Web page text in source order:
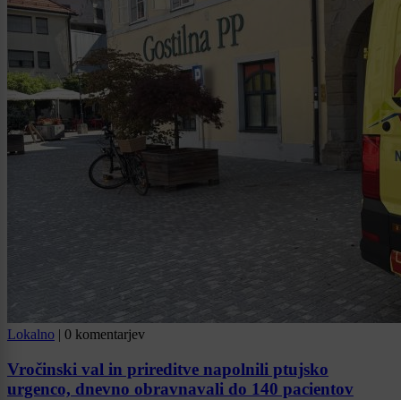
Lokalno 0 komentarjev
Vročinski val in prireditve napolnili ptujsko
urgenco, dnevno obravnavali do 140 pacientov